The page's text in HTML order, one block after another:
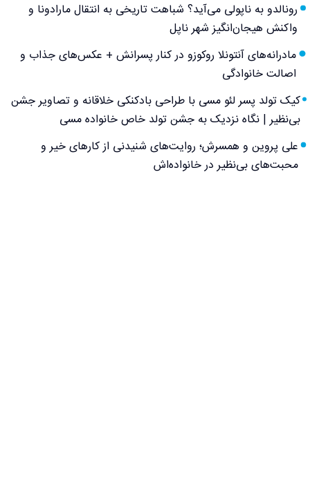
رونالدو به ناپولی می‌آید؟ شباهت تاریخی به انتقال مارادونا و
واکنش هیجان‌انگیز شهر ناپل
مادرانه‌های آنتونلا روکوزو در کنار پسرانش + عکس‌های جذاب و
اصالت خانوادگی
کیک تولد پسر لئو مسی با طراحی بادکنکی خلاقانه و تصاویر جشن
بی‌نظیر | نگاه نزدیک به جشن تولد خاص خانواده مسی
علی پروین و همسرش؛ روایت‌های شنیدنی از کارهای خیر و
محبت‌های بی‌نظیر در خانواده‌اش